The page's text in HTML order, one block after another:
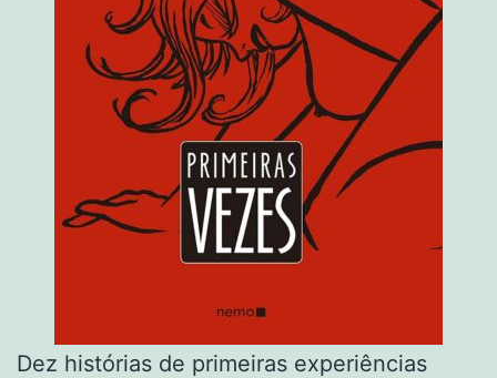
Dez histórias de primeiras experiências